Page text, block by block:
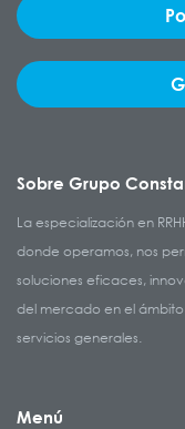
Sobre Grupo
La especialización en
donde operamos, nos
soluciones eficaces,
del mercado en el
servicios generales.
Menú